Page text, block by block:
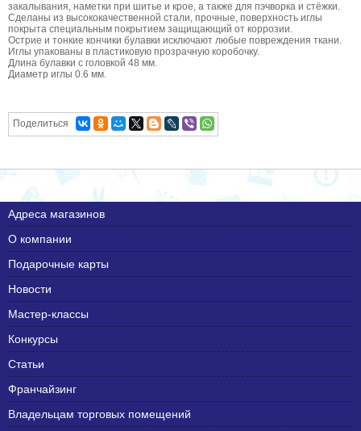
закалывания, наметки при шитье и крое, а также для пэчворка и стёжки.
Сделаны из высококачественной стали, прочные, поверхность иглы
покрыта специальным покрытием защищающий от коррозии.
Острие и тонкие кончики булавки исключают любые повреждения ткани.
Иглы упакованы в пластиковую прозрачную коробочку.
Длина булавки с головкой 48 мм.
Диаметр иглы 0.6 мм.
Поделиться
Адреса магазинов
О компании
Подарочные карты
Новости
Мастер-классы
Конкурсы
Статьи
Франчайзинг
Владельцам торговых помещений